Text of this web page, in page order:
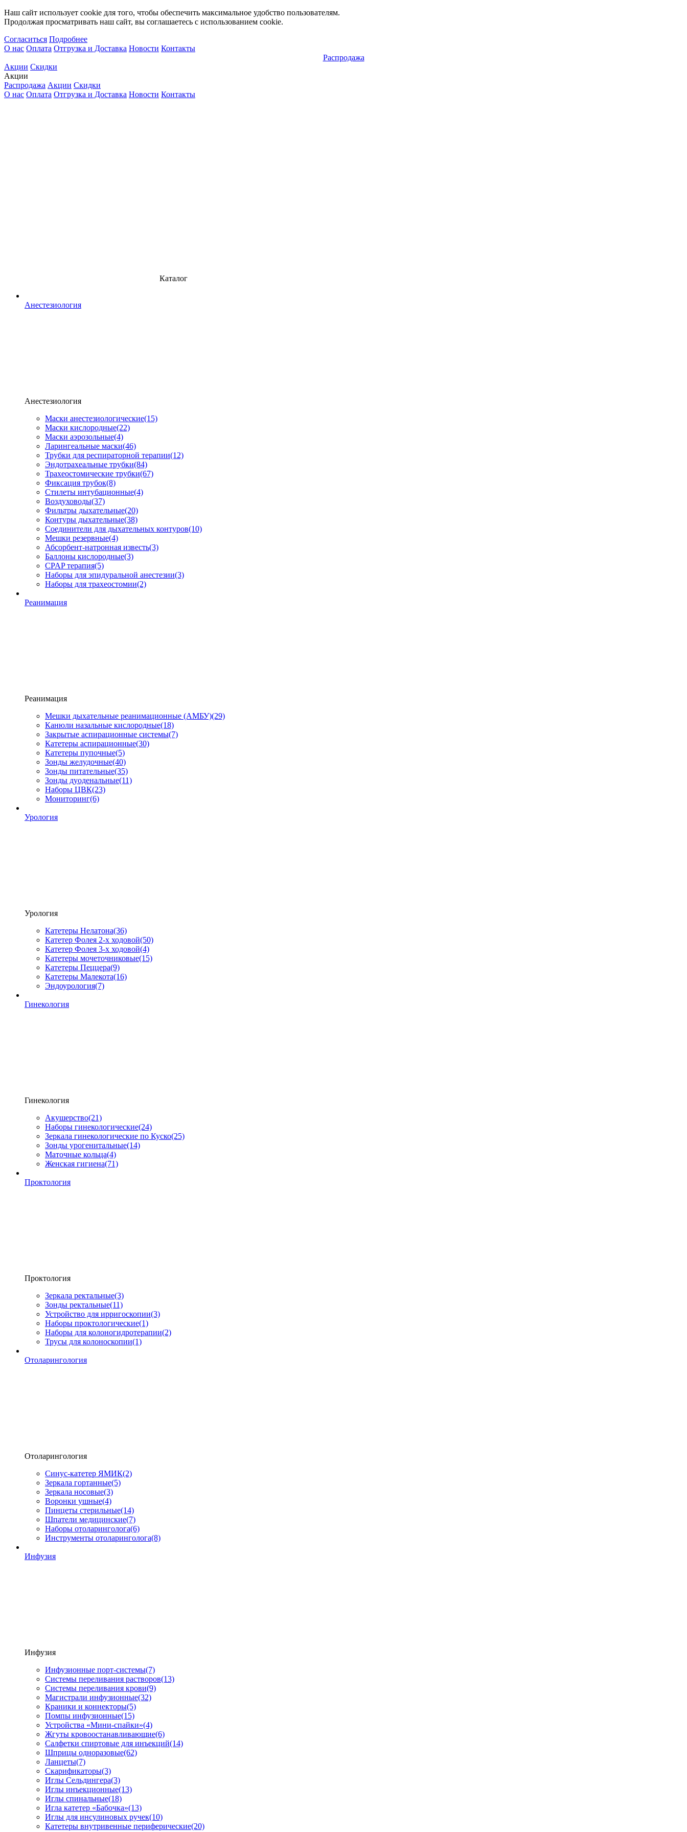
Наш сайт использует cookie для того, чтобы обеспечить максимальное удобство пользователям.
Продолжая просматривать наш сайт, вы соглашаетесь с использованием cookie.
Согласиться Подробнее
О нас Оплата Отгрузка и Доставка Новости Контакты
Распродажа
Акции Скидки
Акции
Распродажа Акции Скидки
О нас Оплата Отгрузка и Доставка Новости Контакты
Каталог
Анестезиология
Анестезиология
Маски анестезиологические(15)
Маски кислородные(22)
Маски аэрозольные(4)
Ларингеальные маски(46)
Трубки для респираторной терапии(12)
Эндотрахеальные трубки(84)
Трахеостомические трубки(67)
Фиксация трубок(8)
Стилеты интубационные(4)
Воздуховоды(37)
Фильтры дыхательные(20)
Контуры дыхательные(38)
Соединители для дыхательных контуров(10)
Мешки резервные(4)
Абсорбент-натронная известь(3)
Баллоны кислородные(3)
CPAP терапия(5)
Наборы для эпидуральной анестезии(3)
Наборы для трахеостомии(2)
Реанимация
Реанимация
Мешки дыхательные реанимационные (АМБУ)(29)
Канюли назальные кислородные(18)
Закрытые аспирационные системы(7)
Катетеры аспирационные(30)
Катетеры пупочные(5)
Зонды желудочные(40)
Зонды питательные(35)
Зонды дуоденальные(11)
Наборы ЦВК(23)
Мониторинг(6)
Урология
Урология
Катетеры Нелатона(36)
Катетер Фолея 2-х ходовой(50)
Катетер Фолея 3-х ходовой(4)
Катетеры мочеточниковые(15)
Катетеры Пеццера(9)
Катетеры Малекота(16)
Эндоурология(7)
Гинекология
Гинекология
Акушерство(21)
Наборы гинекологические(24)
Зеркала гинекологические по Куско(25)
Зонды урогенитальные(14)
Маточные кольца(4)
Женская гигиена(71)
Проктология
Проктология
Зеркала ректальные(3)
Зонды ректальные(11)
Устройство для ирригоскопии(3)
Наборы проктологические(1)
Наборы для колоногидротерапии(2)
Трусы для колоноскопии(1)
Отоларингология
Отоларингология
Синус-катетер ЯМИК(2)
Зеркала гортанные(5)
Зеркала носовые(3)
Воронки ушные(4)
Пинцеты стерильные(14)
Шпатели медицинские(7)
Наборы отоларинголога(6)
Инструменты отоларинголога(8)
Инфузия
Инфузия
Инфузионные порт-системы(7)
Системы переливания растворов(13)
Системы переливания крови(9)
Магистрали инфузионные(32)
Краники и коннекторы(5)
Помпы инфузионные(15)
Устройства «Мини-спайки»(4)
Жгуты кровоостанавливающие(6)
Салфетки спиртовые для инъекций(14)
Шприцы одноразовые(62)
Ланцеты(7)
Скарификаторы(3)
Иглы Сельдингера(3)
Иглы инъекционные(13)
Иглы спинальные(18)
Игла катетер «Бабочка»(13)
Иглы для инсулиновых ручек(10)
Катетеры внутривенные периферические(20)